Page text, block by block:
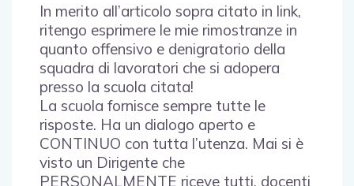
In merito all’articolo sopra citato in link,
ritengo esprimere le mie rimostranze in
quanto offensivo e denigratorio della
squadra di lavoratori che si adopera
presso la scuola citata!
La scuola fornisce sempre tutte le
risposte. Ha un dialogo aperto e
CONTINUO con tutta l’utenza. Mai si è
visto un Dirigente che
PERSONALMENTE riceve tutti, docenti